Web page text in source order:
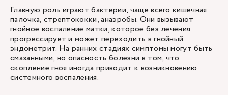
Главную роль играют бактерии, чаще всего кишечная
палочка, стрептококки, анаэробы. Они вызывают
гнойное воспаление матки, которое без лечения
прогрессирует и может переходить в гнойный
эндометрит. На ранних стадиях симптомы могут быть
смазанными, но опасность болезни в том, что
скопление гноя иногда приводит к возникновению
системного воспаления.